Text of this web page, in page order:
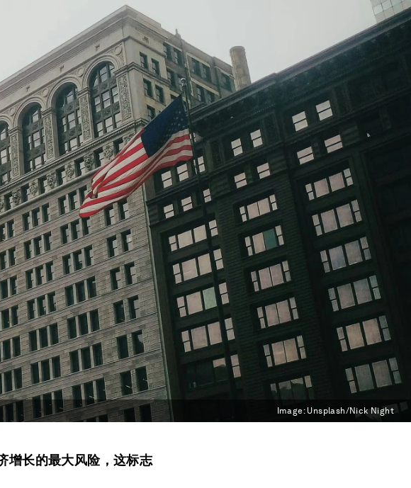
Image: Unsplash/Nick Night
增长的最大风险，这标志